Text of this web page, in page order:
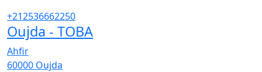
+212536662250
Oujda - TOBA
Ahfir
60000 Oujda